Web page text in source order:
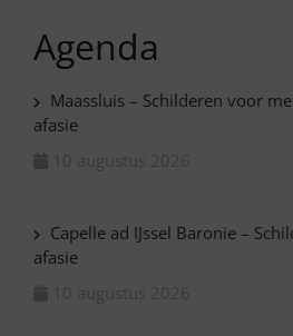
Agenda
Maassluis – Schilderen voor
afasie
Capelle ad IJssel Baronie –
afasie